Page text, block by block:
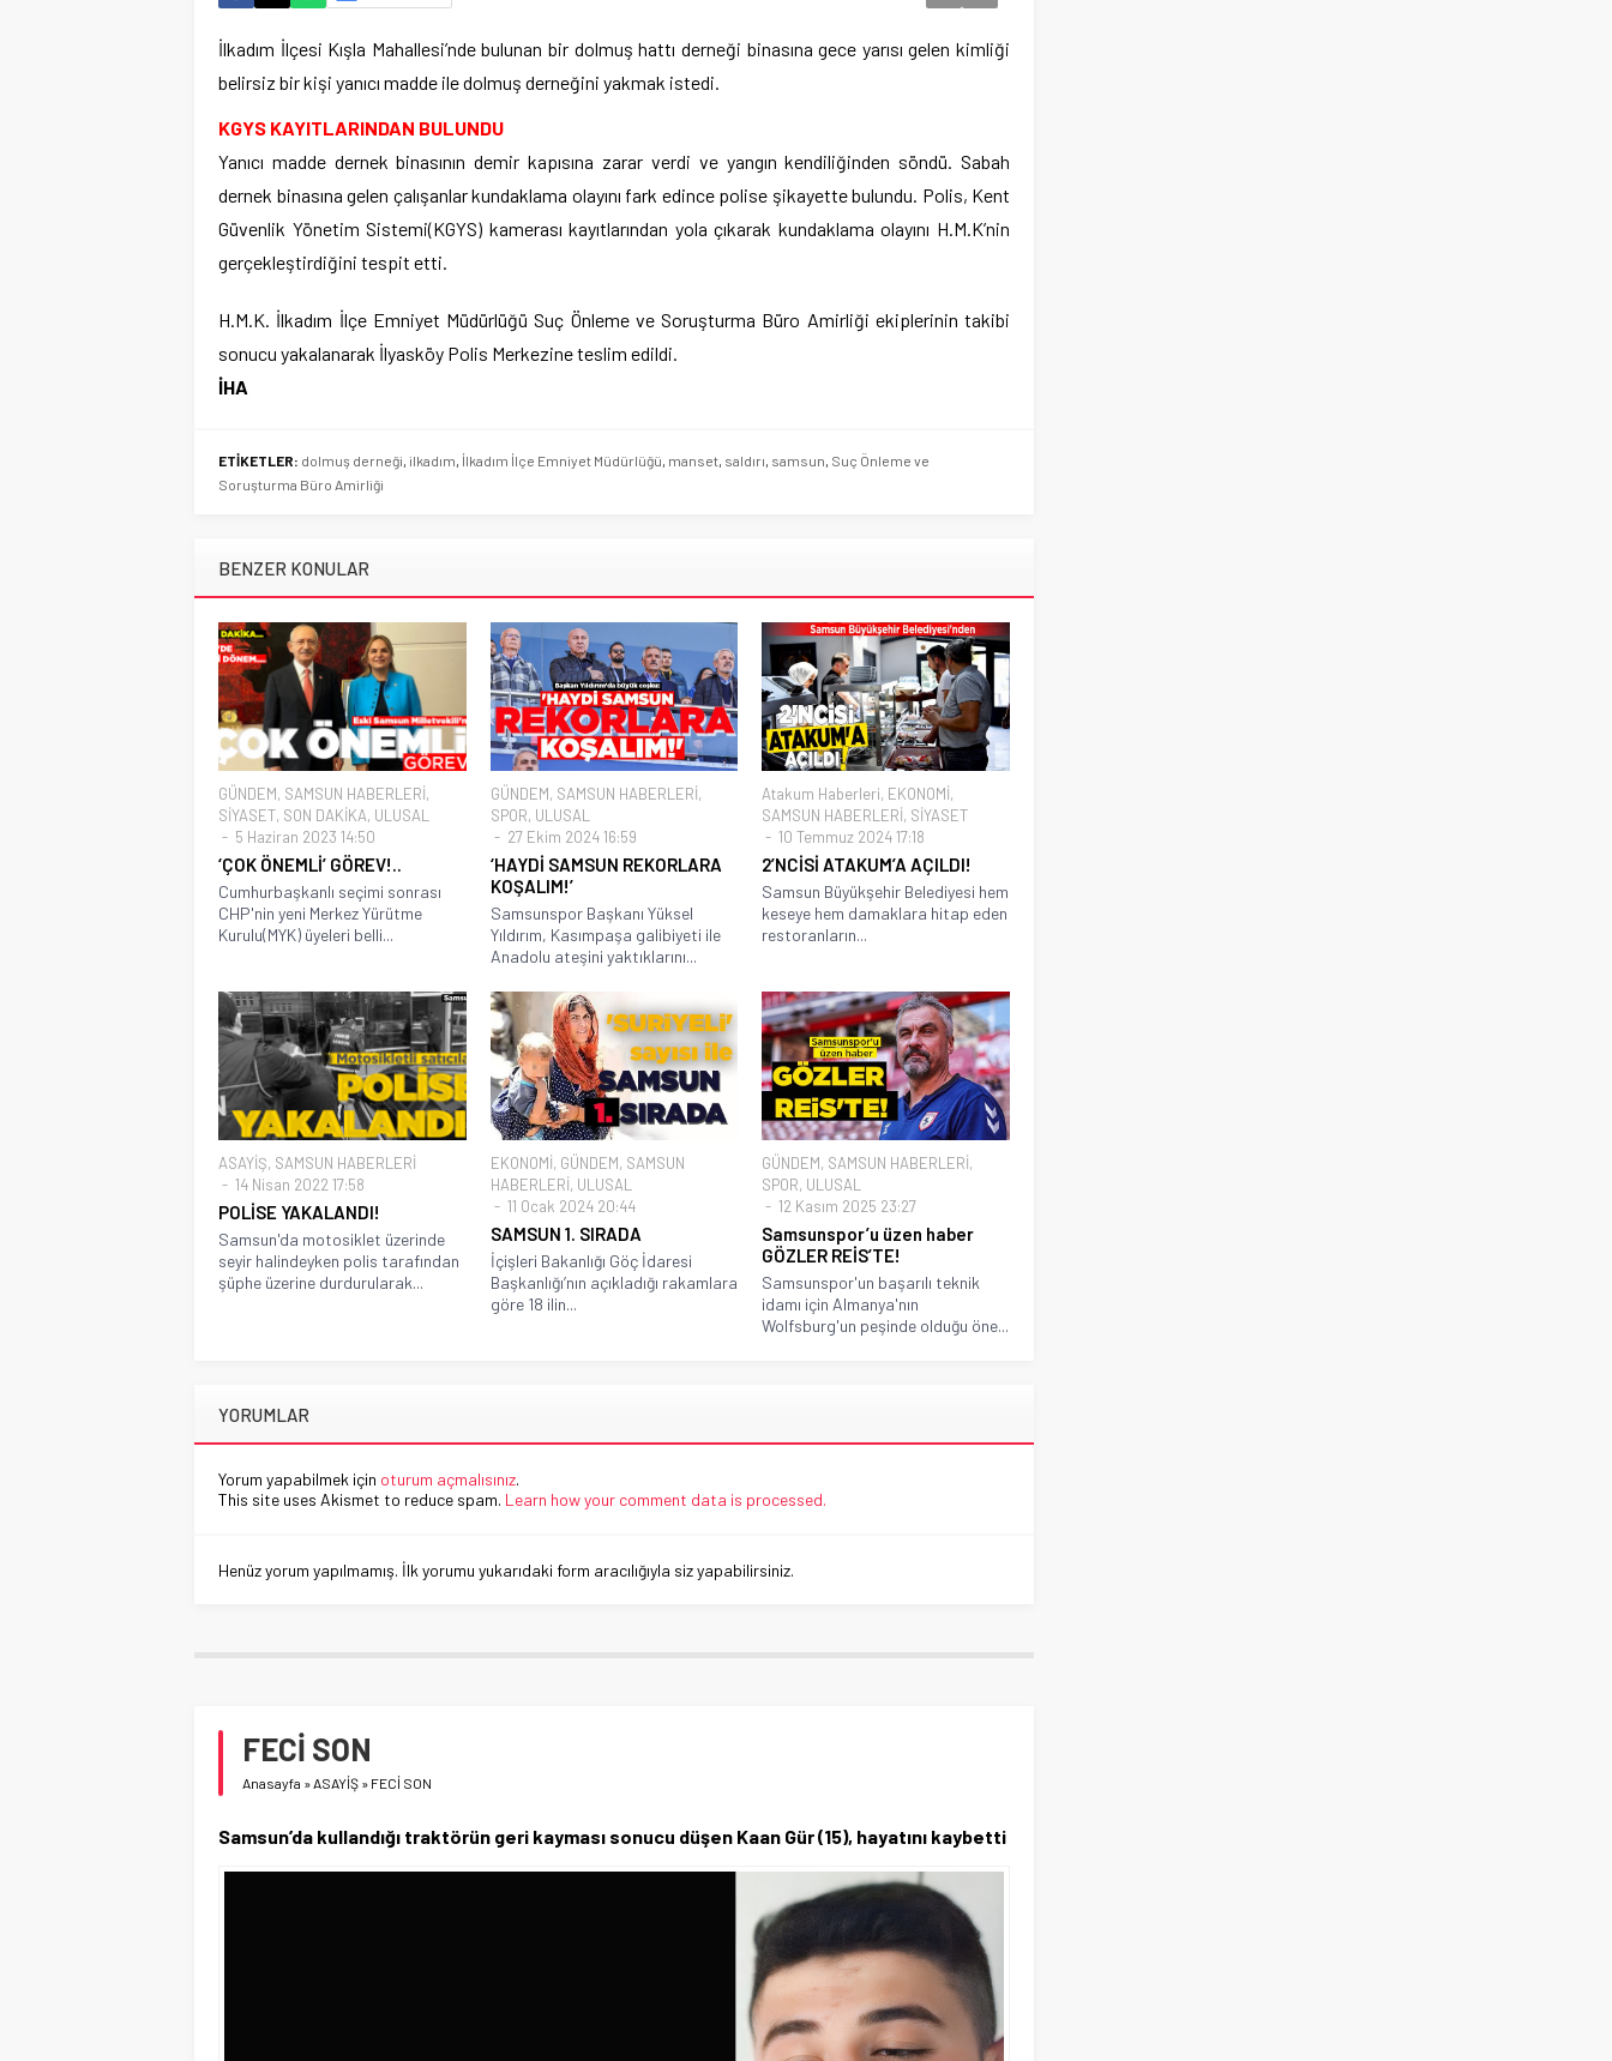
İlkadım İlçesi Kışla Mahallesi’nde bulunan bir dolmuş hattı derneği binasına gece yarısı gelen kimliği
belirsiz bir kişi yanıcı madde ile dolmuş derneğini yakmak istedi.
KGYS KAYITLARINDAN BULUNDU
Yanıcı madde dernek binasının demir kapısına zarar verdi ve yangın kendiliğinden söndü. Sabah
dernek binasına gelen çalışanlar kundaklama olayını fark edince polise şikayette bulundu. Polis, Kent
Güvenlik Yönetim Sistemi(KGYS) kamerası kayıtlarından yola çıkarak kundaklama olayını H.M.K’nin
gerçekleştirdiğini tespit etti.
H.M.K. İlkadım İlçe Emniyet Müdürlüğü Suç Önleme ve Soruşturma Büro Amirliği ekiplerinin takibi
sonucu yakalanarak İlyasköy Polis Merkezine teslim edildi.
İHA
ETİKETLER: dolmuş derneği, ilkadım, İlkadım İlçe Emniyet Müdürlüğü, manset, saldırı, samsun, Suç Önleme ve
Soruşturma Büro Amirliği
BENZER KONULAR
GÜNDEM, SAMSUN HABERLERİ,
SİYASET, SON DAKİKA, ULUSAL
5 Haziran 2023 14:50
‘ÇOK ÖNEMLİ’ GÖREV!..
Cumhurbaşkanlı seçimi sonrası
CHP'nin yeni Merkez Yürütme
Kurulu(MYK) üyeleri belli...
GÜNDEM, SAMSUN HABERLERİ,
SPOR, ULUSAL
27 Ekim 2024 16:59
‘HAYDİ SAMSUN REKORLARA
KOŞALIM!’
Samsunspor Başkanı Yüksel
Yıldırım, Kasımpaşa galibiyeti ile
Anadolu ateşini yaktıklarını...
Atakum Haberleri, EKONOMİ,
SAMSUN HABERLERİ, SİYASET
10 Temmuz 2024 17:18
2’NCİSİ ATAKUM’A AÇILDI!
Samsun Büyükşehir Belediyesi hem
keseye hem damaklara hitap eden
restoranların...
ASAYİŞ, SAMSUN HABERLERİ
14 Nisan 2022 17:58
POLİSE YAKALANDI!
Samsun'da motosiklet üzerinde
seyir halindeyken polis tarafından
şüphe üzerine durdurularak...
EKONOMİ, GÜNDEM, SAMSUN
HABERLERİ, ULUSAL
11 Ocak 2024 20:44
SAMSUN 1. SIRADA
İçişleri Bakanlığı Göç İdaresi
Başkanlığı’nın açıkladığı rakamlara
göre 18 ilin...
GÜNDEM, SAMSUN HABERLERİ,
SPOR, ULUSAL
12 Kasım 2025 23:27
Samsunspor’u üzen haber
GÖZLER REİS’TE!
Samsunspor'un başarılı teknik
idamı için Almanya'nın
Wolfsburg'un peşinde olduğu öne...
YORUMLAR
Yorum yapabilmek için oturum açmalısınız.
This site uses Akismet to reduce spam. Learn how your comment data is processed.
Henüz yorum yapılmamış. İlk yorumu yukarıdaki form aracılığıyla siz yapabilirsiniz.
FECİ SON
Anasayfa »ASAYİŞ » FECİ SON
Samsun’da kullandığı traktörün geri kayması sonucu düşen Kaan Gür (15), hayatını kaybetti